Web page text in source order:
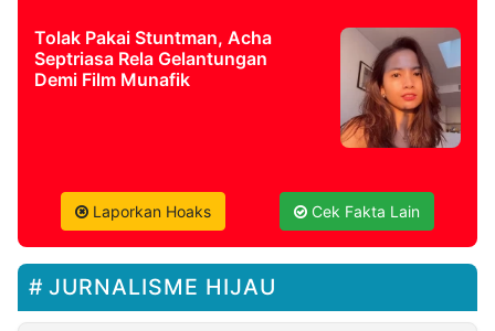
Tolak Pakai Stuntman, Acha
Septriasa Rela Gelantungan
Demi Film Munafik
Laporkan Hoaks Cek Fakta Lain
JURNALISME HIJAU